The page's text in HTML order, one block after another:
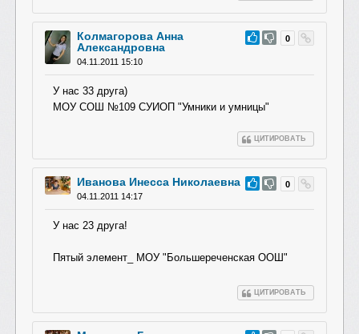
#67 0
Колмагорова Анна
Александровна
04.11.2011 15:10
У нас 33 друга)
МОУ СОШ №109 СУИОП "Умники и умницы"
ЦИТИРОВАТЬ
#66 0
Иванова Инесса Николаевна
04.11.2011 14:17
У нас 23 друга!
Пятый элемент_ МОУ "Большереченская ООШ"
ЦИТИРОВАТЬ